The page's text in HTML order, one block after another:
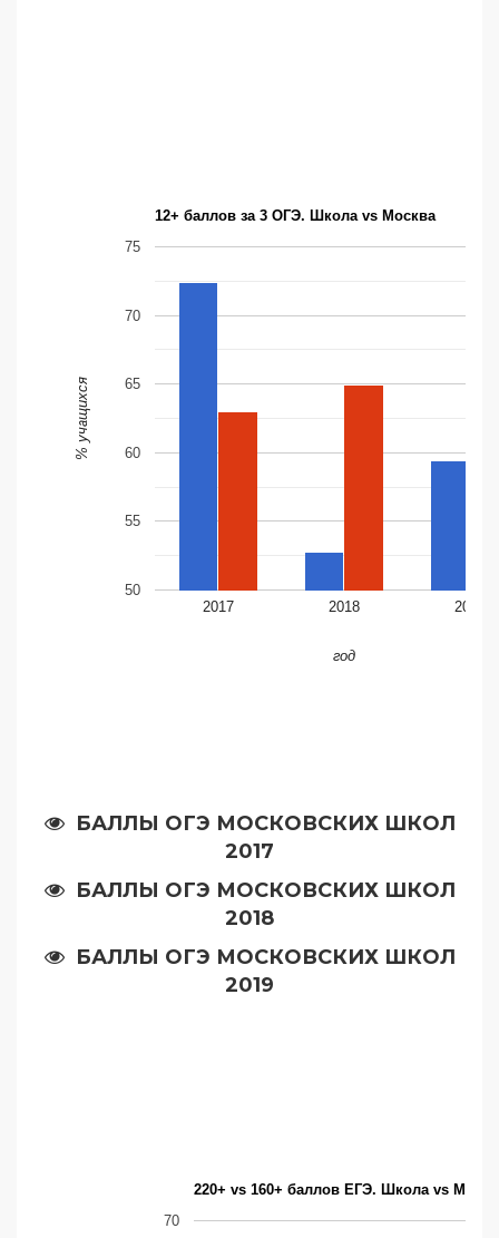
12+ баллов за 3 ОГЭ. Школа vs Москва
2017 2018 2019
50
55
60
65
70
75
год
% учащихся
БАЛЛЫ ОГЭ МОСКОВСКИХ ШКОЛ
2017
БАЛЛЫ ОГЭ МОСКОВСКИХ ШКОЛ
2018
БАЛЛЫ ОГЭ МОСКОВСКИХ ШКОЛ
2019
220+ vs 160+ баллов ЕГЭ. Школа vs
70